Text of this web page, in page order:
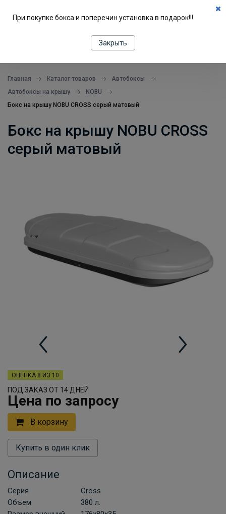
Главная Каталог товаров
Автобоксы
Автобоксы на крышу
NOBU
Бокс на крышу NOBU CROSS серый матовый
Бокс на крышу NOBU CROSS
серый матовый
ОЦЕНКА 8 ИЗ 10
ПОД ЗАКАЗ ОТ 14 ДНЕЙ
Цена по запросу
В корзину
Купить в один клик
Описание
Серия
Cross
Объем
380 л.
При покупке бокса и поперечин установка в подарок!!!
Закрыть